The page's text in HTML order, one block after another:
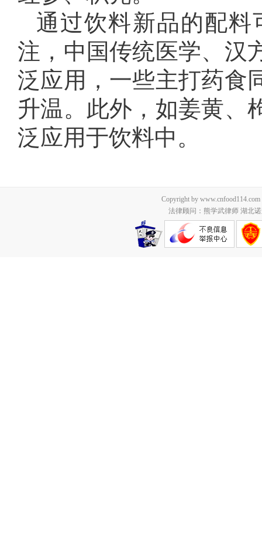
通过饮料新品的配
注，中国传统医学、汉
泛应用，一些主打药食
升温。此外，如姜黄、
泛应用于饮料中。
Copyright by
法律顾问：熊学武律师 湖北